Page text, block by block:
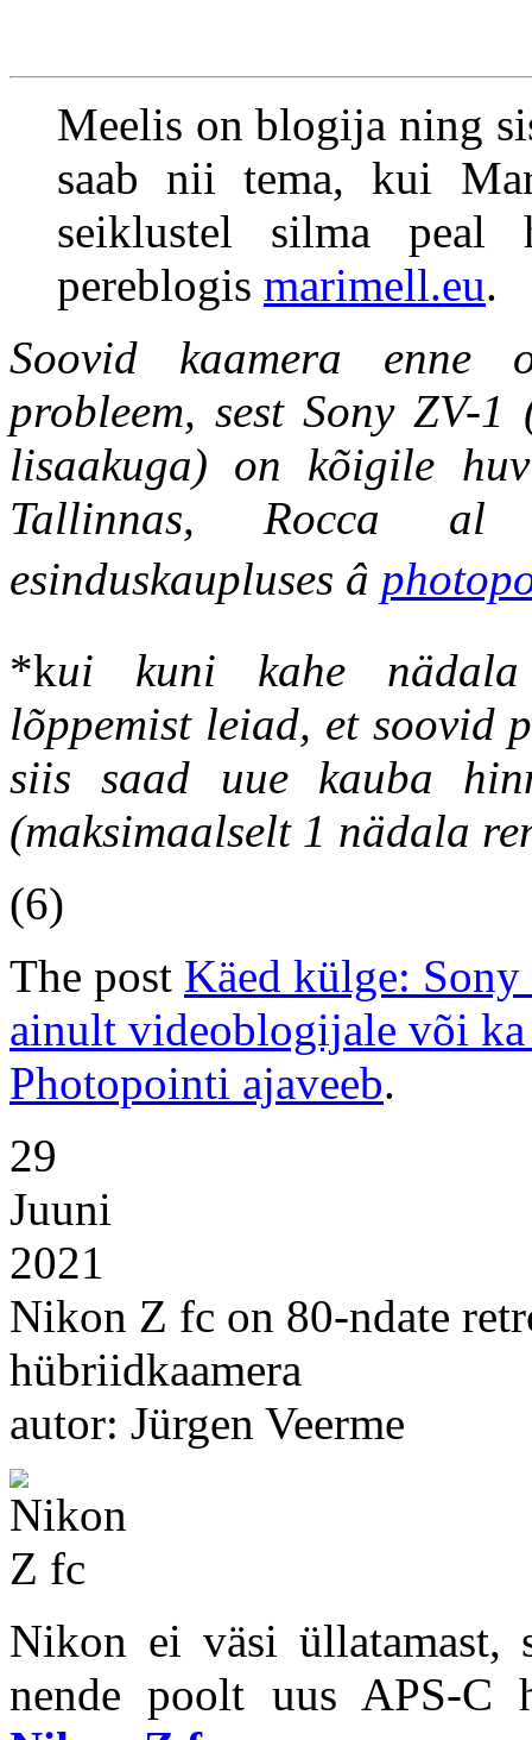
Meelis on blogija ning
saab nii tema, kui
seiklustel silma peal
pereblogis marimell.eu.
Soovid kaamera enne
probleem, sest Sony ZV-
lisaakuga) on kõigile
Tallinnas, Rocca al
esinduskaupluses â
*kui kuni kahe nädala
lõppemist leiad, et soovid
siis saad uue kauba
(maksimaalselt 1 nädala
(6)
The post Käed külge:
ainult videoblogijale või ka
Photopointi ajaveeb.
29
Juuni
2021
Nikon Z fc on 80-ndate
hübriidkaamera
autor: Jürgen Veerme
Nikon ei väsi üllatamast,
nende poolt uus APS-C